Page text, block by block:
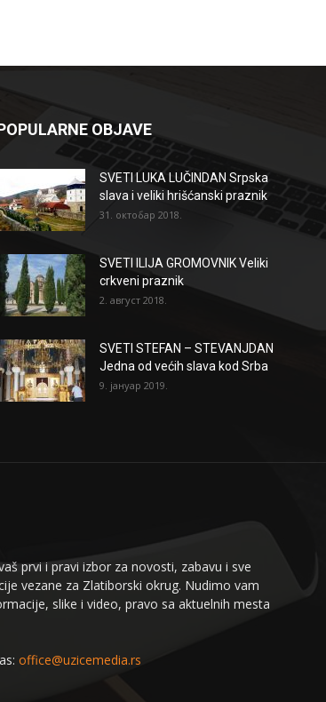
OBJAVE
SVETI LUKA LUČINDAN Srpska
slava i veliki hrišćanski praznik
31. октобар 2018.
SVETI ILIJA GROMOVNIK Veliki
crkveni praznik
2. август 2018.
SVETI STEFAN – STEVANJDAN
Jedna od većih slava kod Srba
9. јануар 2019.
prvi i pravi izbor za novosti, zabavu i sve
vezane za Zlatiborski okrug. Nudimo vam
slike i video, pravo sa aktuelnih mesta
office@uzicemedia.rs